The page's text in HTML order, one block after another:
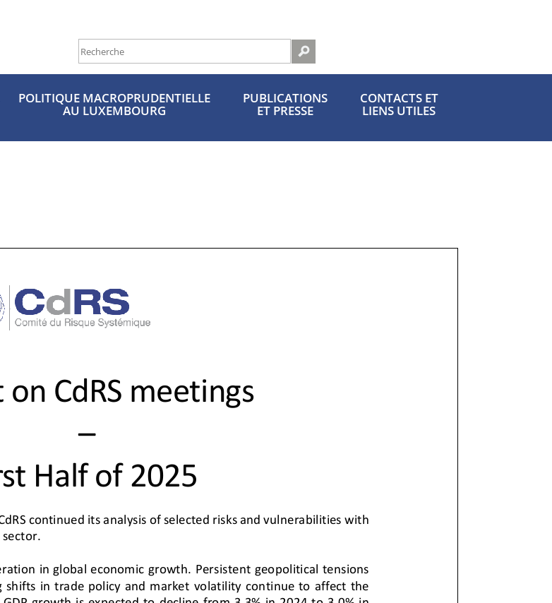
POLITIQUE MACROPRUDENTIELLE
AU LUXEMBOURG
PUBLICATIONS
ET PRESSE
CONTACTS ET
LIENS UTILES